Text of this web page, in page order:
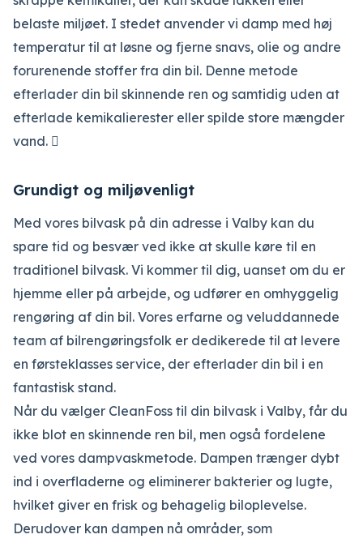
belaste miljøet. I stedet anvender vi damp med høj
temperatur til at løsne og fjerne snavs, olie og andre
forurenende stoffer fra din bil. Denne metode
efterlader din bil skinnende ren og samtidig uden at
efterlade kemikalierester eller spilde store mængder
vand. 
Grundigt og miljøvenligt
Med vores bilvask på din adresse i Valby kan du
spare tid og besvær ved ikke at skulle køre til en
traditionel bilvask. Vi kommer til dig, uanset om du er
hjemme eller på arbejde, og udfører en omhyggelig
rengøring af din bil. Vores erfarne og veluddannede
team af bilrengøringsfolk er dedikerede til at levere
en førsteklasses service, der efterlader din bil i en
fantastisk stand.
Når du vælger CleanFoss til din bilvask i Valby, får du
ikke blot en skinnende ren bil, men også fordelene
ved vores dampvaskmetode. Dampen trænger dybt
ind i overfladerne og eliminerer bakterier og lugte,
hvilket giver en frisk og behagelig biloplevelse.
Derudover kan dampen nå områder, som